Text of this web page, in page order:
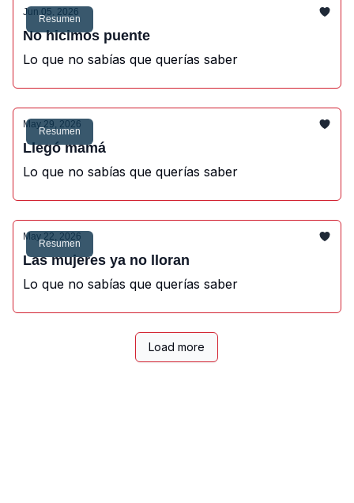
Resumen
Jun 05, 2026
No hicimos puente
Lo que no sabías que querías saber
Resumen
May 29, 2026
Llegó mamá
Lo que no sabías que querías saber
Resumen
May 22, 2026
Las mujeres ya no lloran
Lo que no sabías que querías saber
Load more